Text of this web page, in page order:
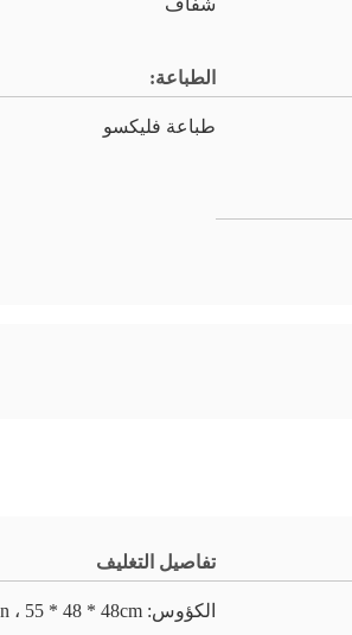
شفاف
الطباعة:
طباعة فليكسو
تفاصيل التغليف